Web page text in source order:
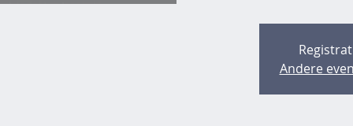
Andere